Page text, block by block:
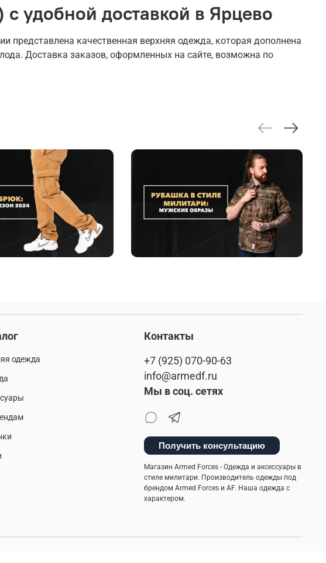
удобной доставкой в Ярцево
представлена качественная верхняя одежда, которая дополнена
Доставка заказов, оформленных на сайте, возможна по
одежда
Контакты
+7 (925) 070-90-63
info@armedf.ru
Мы в соц. сетях
Получить консультацию
Магазин Armed Forces - Одежда и аксессуары в
стиле милитари. Производитель одежды под
брендом Armed Forces и AF. Наша одежда с
характером.